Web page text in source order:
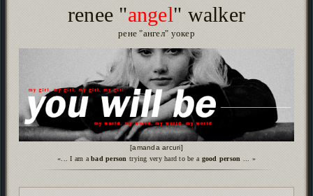
renee "angel" walker
рене "ангел" уокер
[amanda arcuri]
«... I am abad person trying very hard to be a good person ... »